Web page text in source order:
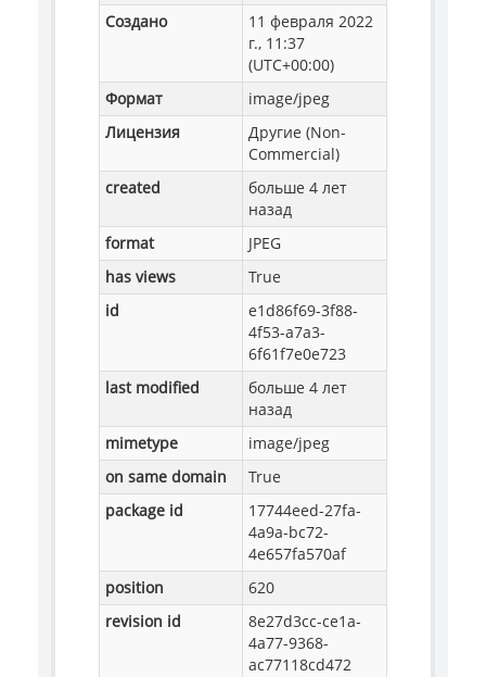
Создано
11 февраля 2022
г., 11:37
(UTC+00:00)
Формат
image/jpeg
Лицензия
Другие (Non-
Commercial)
created
больше 4 лет
назад
format
JPEG
has views
True
id
e1d86f69-3f88-
4f53-a7a3-
6f61f7e0e723
last modified
больше 4 лет
назад
mimetype
image/jpeg
on same domain
True
package id
17744eed-27fa-
4a9a-bc72-
4e657fa570af
position
620
revision id
8e27d3cc-ce1a-
4a77-9368-
ac77118cd472